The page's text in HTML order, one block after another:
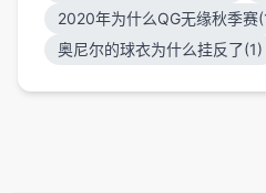
2020年为什么QG无缘秋季赛
奥尼尔的球衣为什么挂反了(1)